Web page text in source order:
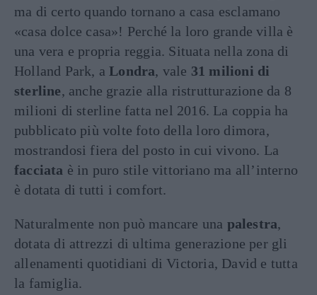
ma di certo quando tornano a casa esclamano
«casa dolce casa»! Perché la loro grande villa è
una vera e propria reggia. Situata nella zona di
Holland Park, aLondra, vale 31 milioni di
sterline, anche grazie alla ristrutturazione da 8
milioni di sterline fatta nel 2016. La coppia ha
pubblicato più volte foto della loro dimora,
mostrandosi fiera del posto in cui vivono. La
facciata è in puro stile vittoriano ma all’interno
è dotata di tutti i comfort.
Naturalmente non può mancare una palestra,
dotata di attrezzi di ultima generazione per gli
allenamenti quotidiani di Victoria, David e tutta
la famiglia.